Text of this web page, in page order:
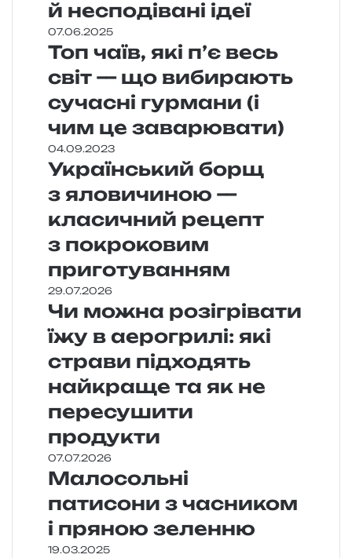
й несподівані ідеї
07.06.2025
Топ чаїв, які п’є весь
світ — що вибирають
сучасні гурмани (і
чим це заварювати)
04.09.2023
Український борщ
з яловичиною —
класичний рецепт
з покроковим
приготуванням
29.07.2026
Чи можна розігрівати
їжу в аерогрилі: які
страви підходять
найкраще та як не
пересушити
продукти
07.07.2026
Малосольні
патисони з часником
і пряною зеленню
19.03.2025